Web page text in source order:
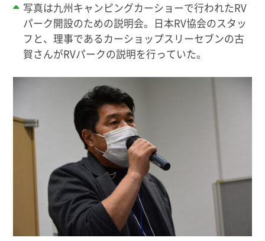
写真は九州キャンピングカーショーで行われたRV
パーク開設のための説明会。日本RV協会のスタッ
フと、理事であるカーショップスリーセブンの古
賀さんがRVパークの説明を行っていた。